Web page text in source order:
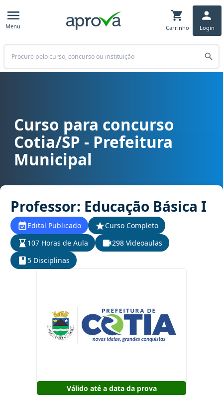
Menu Carrinho Login
Buscar
Curso para concurso Cotia/SP - Prefeitura Municipal cargo
Curso para concurso
Cotia/SP - Prefeitura
Municipal
Professor: Educação Básica I
Edital Publicado
Curso Completo
107 Horas de Aula
298 Videoaulas
5 Disciplinas
Válido até a data da prova